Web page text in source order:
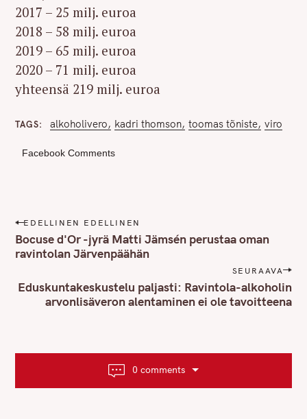
2017 – 25 milj. euroa
2018 – 58 milj. euroa
2019 – 65 milj. euroa
2020 – 71 milj. euroa
yhteensä 219 milj. euroa
TAGS alkoholivero kadri thomson toomas tõniste viro
Facebook Comments
P
o
s
n
g
t
EDELLINEN EDELLINEN
Bocuse d'Or -jyrä Matti Jämsén perustaa oman
ravintolan Järvenpäähän
SEURAAVA
Eduskuntakeskustelu paljasti: Ravintola-alkoholin
arvonlisäveron alentaminen ei ole tavoitteena
0 comments